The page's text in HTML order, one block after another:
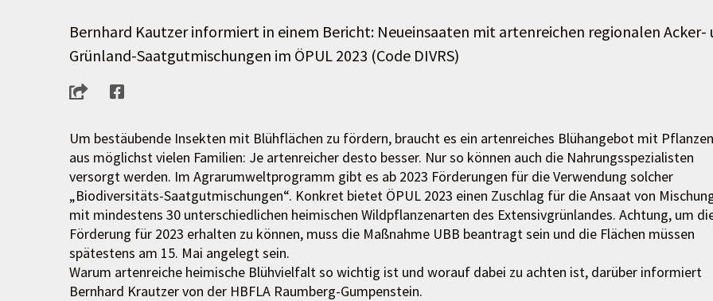
Bernhard Kautzer informiert in einem Bericht: Neueinsaaten mit artenreichen regionalen Acker-
Grünland-Saatgutmischungen im ÖPUL 2023 (Code DIVRS)
Um bestäubende Insekten mit Blühflächen zu fördern, braucht es ein artenreiches Blühangebot mit Pflanzen
aus möglichst vielen Familien: Je artenreicher desto besser. Nur so können auch die Nahrungsspezialisten
versorgt werden. Im Agrarumweltprogramm gibt es ab 2023 Förderungen für die Verwendung solcher
„Biodiversitäts-Saatgutmischungen“. Konkret bietet ÖPUL 2023 einen Zuschlag für die Ansaat von
mit mindestens 30 unterschiedlichen heimischen Wildpflanzenarten des Extensivgrünlandes. Achtung, um
Förderung für 2023 erhalten zu können, muss die Maßnahme UBB beantragt sein und die Flächen müssen
spätestens am 15. Mai angelegt sein.
Warum artenreiche heimische Blühvielfalt so wichtig ist und worauf dabei zu achten ist, darüber informiert
Bernhard Krautzer von der HBFLA Raumberg-Gumpenstein.